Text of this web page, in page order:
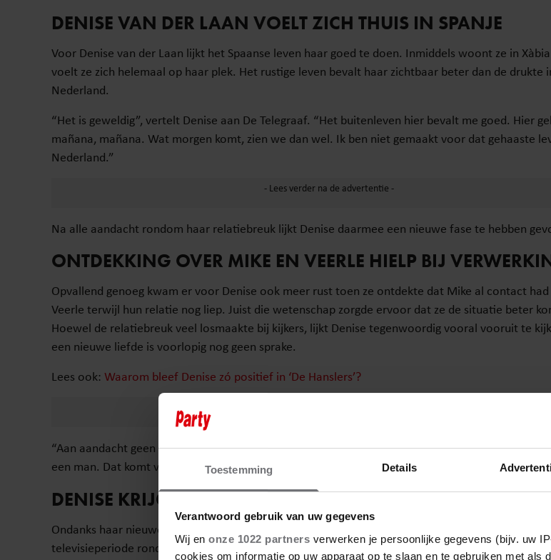
Toestemming Details
Verantwoord gebruik van uw gegevens
Wij en onze 1022 partners verwerken je persoonlijke gegevens (bijv. uw
cookies om informatie op uw apparaat op te slaan en te gebruiken met als
DENISE VAN DER LAAN VOELT ZICH THUIS IN SPANJE
Voor Denise van der Laan lijkt het Spaanse leven haar goed te doen. Inmiddels woont ze in
voelt ze zich helemaal op haar plek. Het rustige leven bevalt haar zichtbaar beter dan de drukte
Nederland.
“Het is geweldig”, vertelt Denise aan De Telegraaf. “Het buitenleven hier bevalt me goed. Hier
mañana, mañana. Wat morgen komt, zien we dan wel. Ik ben niet gemaakt voor dat gehaaste
Nederland.”
Na alle aandacht rondom haar relatiebreuk lijkt Denise daarmee een nieuwe fase te hebben
ONTDEKKING OVER MIKE EN VEERLE HIELP BIJ
Opvallend genoeg kwam er voor Denise ook meer rust toen ze ontdekte dat Mike al contact
Veerle terwijl hun relatie nog liep. Juist die wetenschap zorgde ervoor dat ze de situatie beter
Hoewel de relatiebreuk veel losmaakte bij kijkers, lijkt Denise tegenwoordig vooral vooruit te
een nieuwe liefde is voorlopig nog geen sprake.
Lees ook: Waarom bleef Denise zó positief in ‘De Hanslers’?
“Aan aandacht geen gebrek”, zegt ze. “Maar ik ben zo druk met van alles dat er eigenlijk geen
een man. Dat komt vast nog wel.”
DENISE KRIJGT NOG ALTIJD REACTIES
Ondanks haar nieuwe leven merkt Denise van der Laan dat veel mensen haar nog steeds
televisieperiode rondom de familie Hansler.